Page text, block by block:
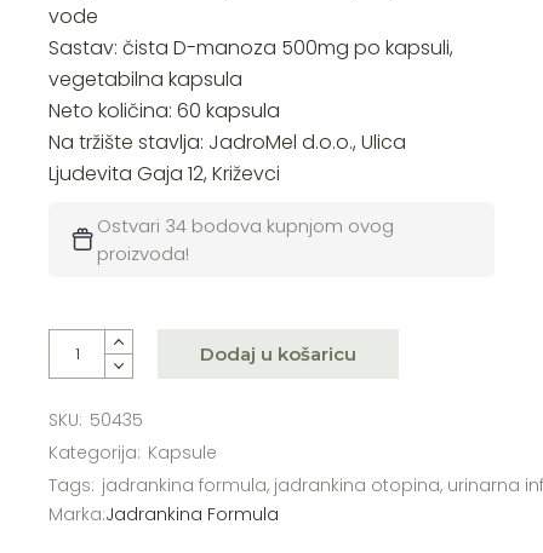
vode
Sastav: čista D-manoza 500mg po kapsuli,
vegetabilna kapsula
Neto količina: 60 kapsula
Na tržište stavlja: JadroMel d.o.o., Ulica
Ljudevita Gaja 12, Križevci
Ostvari 34 bodova kupnjom ovog
proizvoda!
Dodaj u košaricu
SKU: 50435
Kategorija: Kapsule
Tags: jadrankina formula, jadrankina otopina, urinarna
Marka:Jadrankina Formula